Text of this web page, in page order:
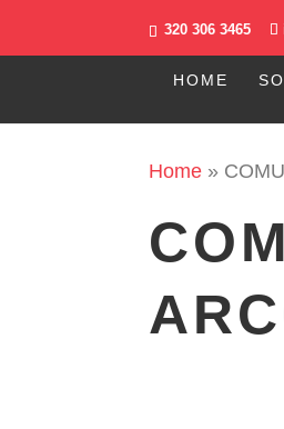
320 306 3465
HOME
Home »